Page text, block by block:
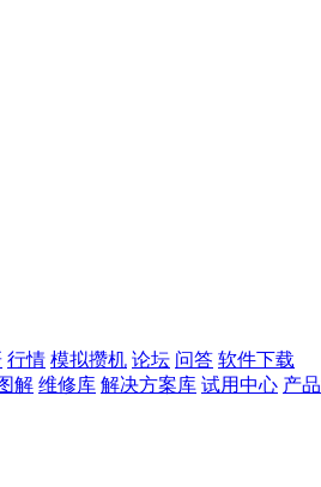
行情 模拟攒机 论坛 问答 软件下载
解 维修库 解决方案库 试用中心 产